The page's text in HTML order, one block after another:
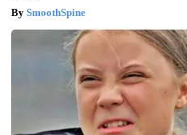
SmoothSpine